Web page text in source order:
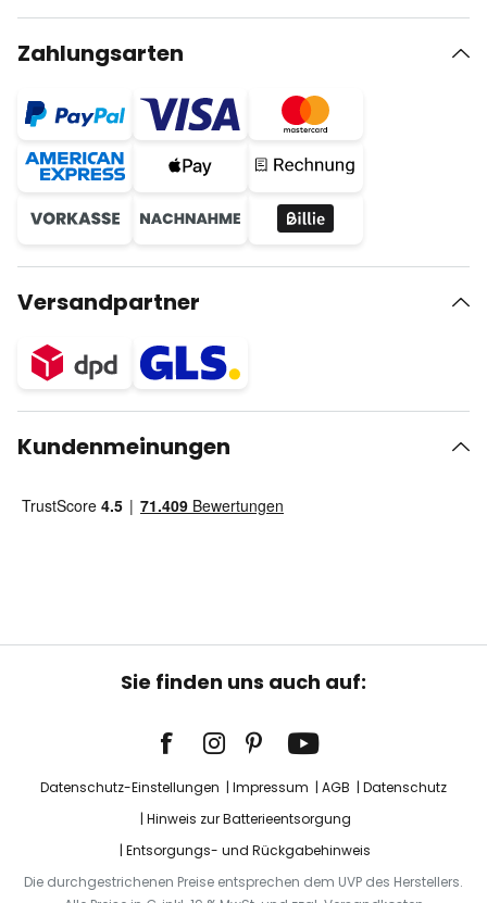
Zahlungsarten
Versandpartner
Kundenmeinungen
Sie finden uns auch auf:
Datenschutz-Einstellungen Impressum AGB
Datenschutz
Hinweis zur Batterieentsorgung
Entsorgungs- und Rückgabehinweis
Die durchgestrichenen Preise entsprechen dem UVP des Herstellers.